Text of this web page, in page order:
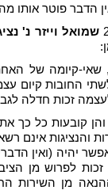
הדבר פוטר אותו
שמואל וייזר נ'
שאי-קיומה של
החובות קיום
זכות חדלה
והן קובעות כל
והנציגות אינם
יהיה (ואין
לפרוש מן
מן השירות